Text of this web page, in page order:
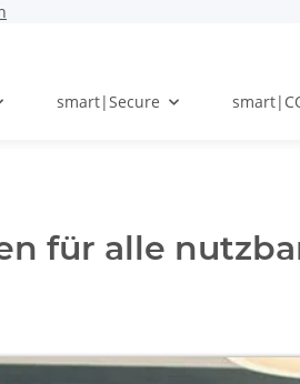
smart|Secure
für alle